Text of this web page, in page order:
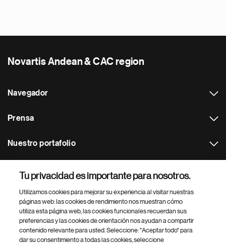
Novartis Andean & CAC region
Navegador
Prensa
Nuestro portafolio
Footer Site Search
Tu privacidad es importante para nosotros.
Utilizamos cookies para mejorar su experiencia al visitar nuestras
páginas web: las cookies de rendimiento nos muestran cómo
utiliza esta página web, las cookies funcionales recuerdan sus
preferencias y las cookies de orientación nos ayudan a compartir
contenido relevante para usted. Seleccione: "Aceptar todo" para
dar su consentimiento a todas las cookies, seleccione